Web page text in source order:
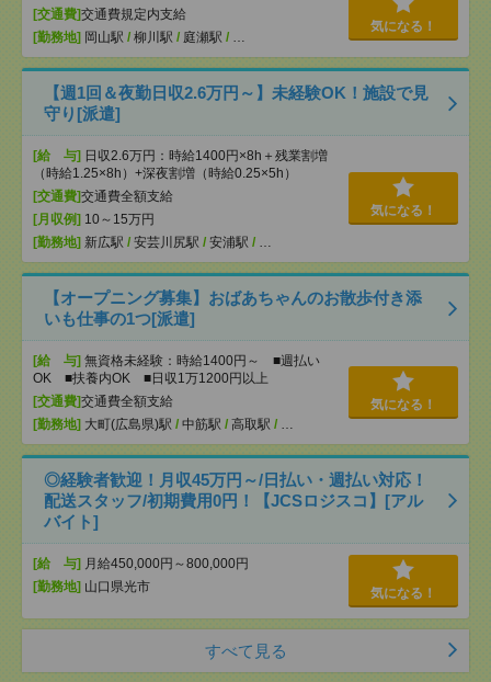
[交通費]交通費規定内支給
[勤務地] 岡山駅 / 柳川駅 / 庭瀬駅 / …
気になる！
【週1回＆夜勤日収2.6万円～】未経験OK！施設で見
守り[派遣]
[給 与] 日収2.6万円：時給1400円×8h＋残業割増
（時給1.25×8h）+深夜割増（時給0.25×5h）
[交通費]交通費全額支給
[月収例] 10～15万円
[勤務地] 新広駅 / 安芸川尻駅 / 安浦駅 / …
気になる！
【オープニング募集】おばあちゃんのお散歩付き添
いも仕事の1つ[派遣]
[給 与] 無資格未経験：時給1400円～ ■週払い
OK ■扶養内OK ■日収1万1200円以上
[交通費]交通費全額支給
[勤務地] 大町(広島県)駅 / 中筋駅 / 高取駅 / …
気になる！
◎経験者歓迎！月収45万円～/日払い・週払い対応！
配送スタッフ/初期費用0円！【JCSロジスコ】[アル
バイト]
[給 与] 月給450,000円～800,000円
[勤務地] 山口県光市 気になる！
すべて見る